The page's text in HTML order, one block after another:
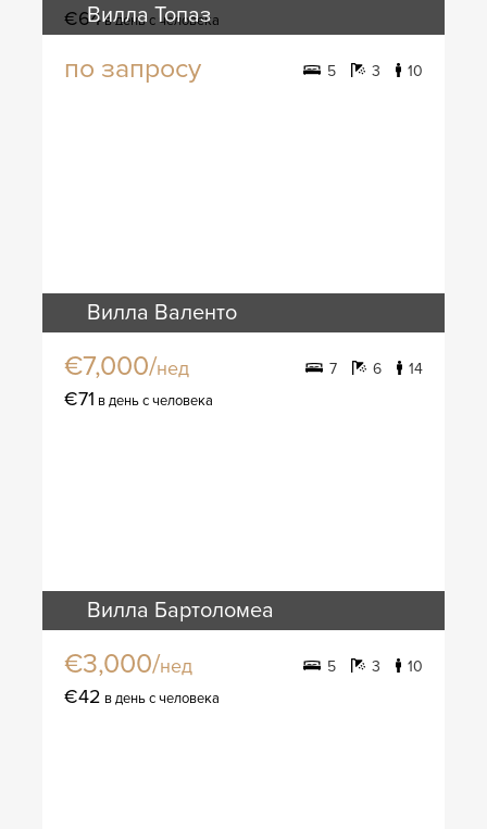
€64в день с человека
Вилла Топаз
по запросу 5 3 10
Вилла Валенто
€7,000/нед 7 6 14
€71 в день с человека
Вилла Бартоломеа
€3,000/нед 5 3 10
€42 в день с человека